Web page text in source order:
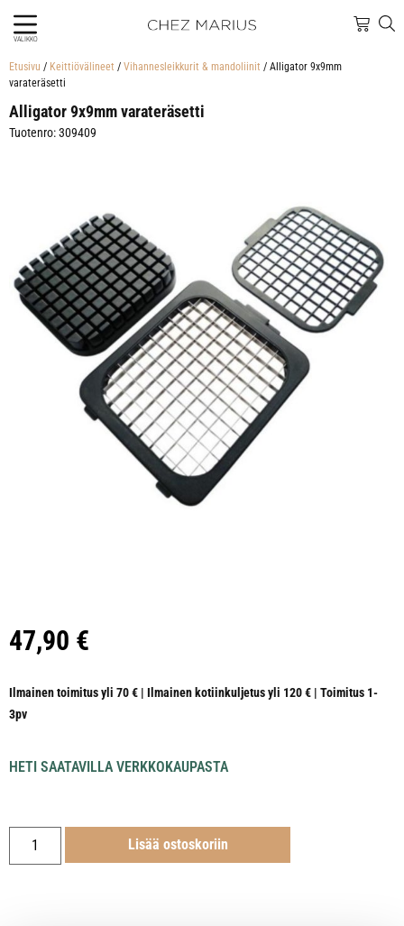
VALIKKO
Etusivu / Keittiövälineet / Vihannesleikkurit & mandoliinit / Alligator 9x9mm
varateräsetti
Alligator 9x9mm varateräsetti
Tuotenro: 309409
47,90 €
Ilmainen toimitus yli 70 € | Ilmainen kotiinkuljetus yli 120 € | Toimitus 1-
3pv
HETI SAATAVILLA VERKKOKAUPASTA
Lisää ostoskoriin